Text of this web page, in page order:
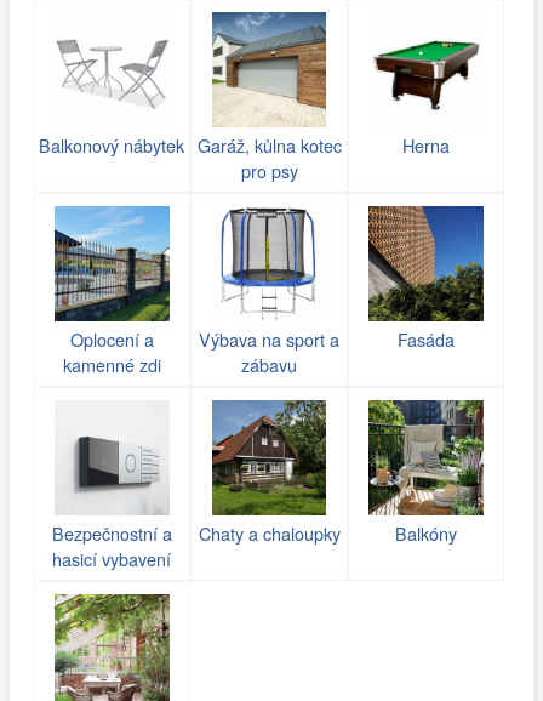
Balkonový nábytek Garáž, kůlna kotec
pro psy
Herna
Oplocení a
kamenné zdi
Výbava na sport a
zábavu
Fasáda
Bezpečnostní a
hasicí vybavení
Chaty a chaloupky Balkóny